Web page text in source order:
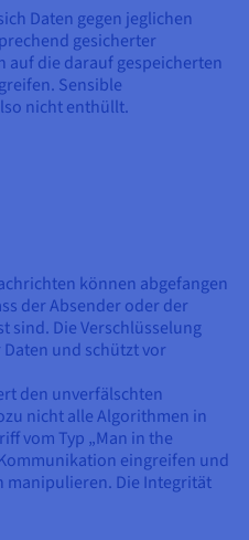
Daten gegen jeglichen
gesicherter
auf die darauf gespeicherten
Sensible
nicht enthüllt.
können abgefangen
der Absender oder der
sind. Die Verschlüsselung
und schützt vor
den unverfälschten
nicht alle Algorithmen in
vom Typ „Man in the
eingreifen und
manipulieren. Die Integrität